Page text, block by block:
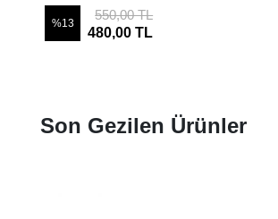
%13
550,00 TL
480,00 TL
Son Gezilen Ürünler